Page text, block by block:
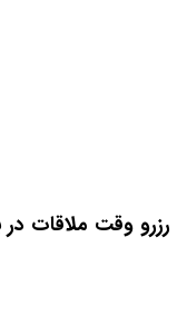
وقت ملاقات در